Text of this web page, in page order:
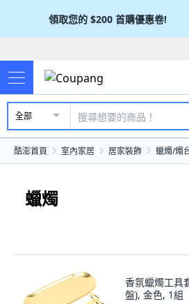
領取您的 $200 首購優惠卷!
全部
酷澎首頁 室內家居 居家裝飾 蠟燭/燭
蠟燭
香氛蠟燭工具
盤), 金色, 1組